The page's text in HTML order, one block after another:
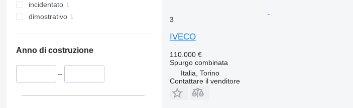
incidentato
dimostrativo
Anno di costruzione
–
3
IVECO
110.000 €
Spurgo combinata
Italia, Torino
Contattare il venditore